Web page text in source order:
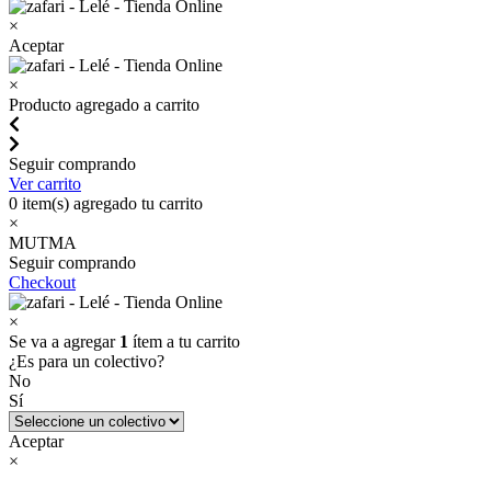
×
Aceptar
×
Producto agregado a carrito
Seguir comprando
Ver carrito
0 item(s) agregado tu carrito
×
MUTMA
Seguir comprando
Checkout
×
Se va a agregar 1 ítem a tu carrito
¿Es para un colectivo?
No
Sí
Aceptar
×